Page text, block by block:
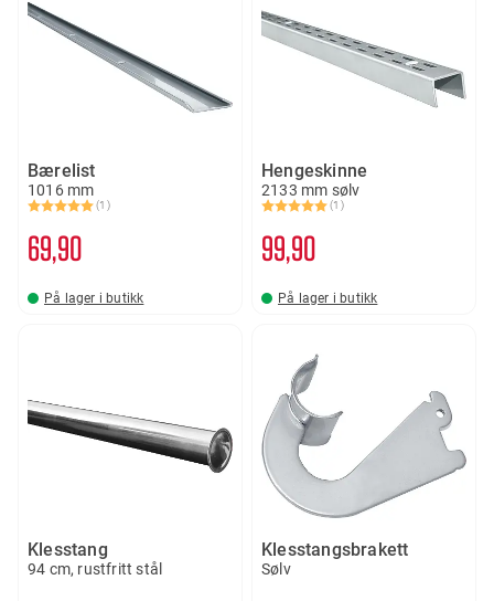
Bærelist
1016 mm
Karakter:
(1)
5.0 av 5 mulige
69 90
På lager i butikk
Hengeskinne
2133 mm sølv
Karakter:
(1)
5.0 av 5 mulige
99 90
På lager i butikk
Klesstang
94 cm, rustfritt stål
Klesstangsbrakett
Sølv